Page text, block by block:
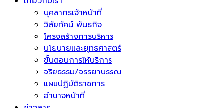
บุคลากรเจ้าหน้าที่
วิสัยทัศน์ พันธกิจ
โครงสร้างการบริหาร
นโยบายและยุทธศาสตร์
ขั้นตอนการให้บริการ
จริยธรรม/จรรยาบรรณ
แผนปฏิบัติราชการ
อำนาจหน้าที่